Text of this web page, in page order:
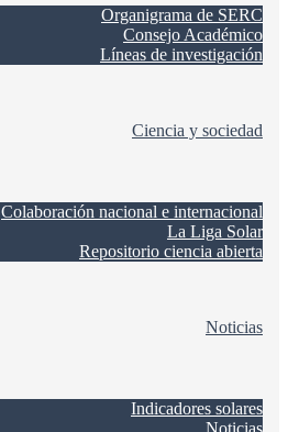
Organigrama de SERC
Consejo Académico
Líneas de investigación
Ciencia y sociedad
Colaboración nacional e internacional
La Liga Solar
Repositorio ciencia abierta
Noticias
Indicadores solares
Noticias